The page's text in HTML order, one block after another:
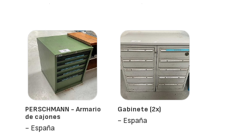
- España - España
PERSCHMANN - Armario
de cajones
- España
Gabinete (2x)
- España